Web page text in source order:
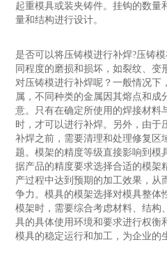
起重模具或装夹铸件。挂钩的数量
量和结构进行设计。
是否可以将压铸模进行补焊?压铸
同程度的磨损和损坏，如裂纹、变
对压铸模进行补焊呢？一般情况下
属，不同种类的金属因其熔点和成
意。只有在确定所使用的焊接材料
时，才可以进行补焊。另外，由于
补焊之前，需要清理和处理修复区
题。模架的精度等级直接影响到模
据产品的精度要求选择合适的模架
产过程中达到预期的加工效果，从
争力。模具的模架选择对模具整体
模架时，需要综合考虑材料、结构
具的具体使用环境和要求进行权衡
模具的稳定运行和加工，为企业的